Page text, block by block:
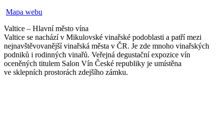
Mapa webu
Valtice – Hlavní město vína
Valtice se nachází v Mikulovské vinařské podoblasti a patří mezi
nejnavštěvovanější vinařská města v ČR. Je zde mnoho vinařských
podniků i rodinných vinařů. Veřejná degustační expozice vín
oceněných titulem Salon Vín České republiky je umístěna
ve sklepních prostorách zdejšího zámku.